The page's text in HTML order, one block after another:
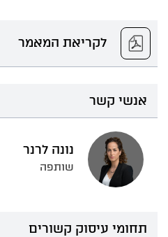
לקריאת המאמר
אנשי קשר
נונה לרנר
שותפה
תחומי עיסוק קשורים